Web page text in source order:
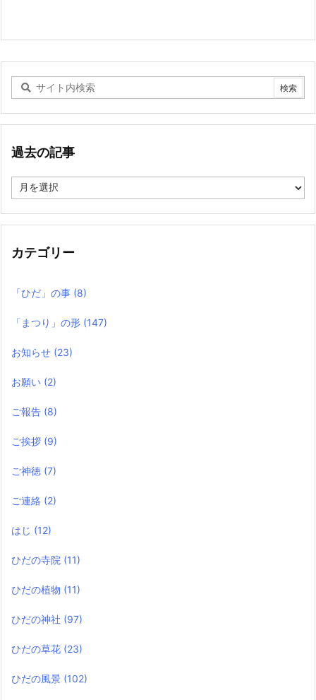
過去の記事
去
記
カテゴリー
「ひだ」の事 (8)
「まつり」の形 (147)
お知らせ (23)
お願い (2)
ご報告 (8)
ご挨拶 (9)
ご神徳 (7)
ご連絡 (2)
はじ (12)
ひだの寺院 (11)
ひだの植物 (11)
ひだの神社 (97)
ひだの草花 (23)
ひだの風景 (102)